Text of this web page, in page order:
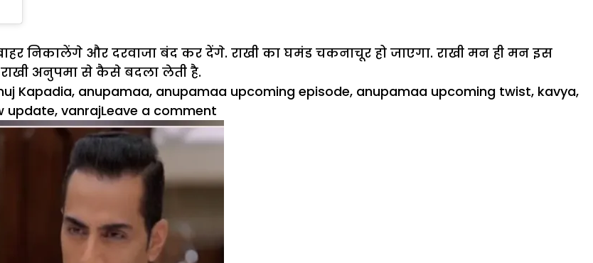
निकालेंगे और दरवाजा बंद कर देंगे. राखी का घमंड चकनाचूर हो जाएगा. राखी मन ही मन इस
अनुपमा से कैसे बदला लेती है.
Kapadia, anupamaa, anupamaa upcoming episode, anupamaa upcoming twist, kavya,
update, vanrajLeave a comment
Anupamaa:
राखी
धक्के
अनुपमा,